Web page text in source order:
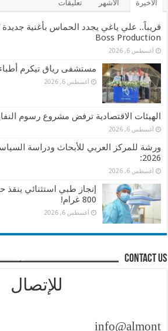
الأخيرة الأشهر تعليقات
قريباً.. علي ياغي يجدد الحماس بأغنية
Boss Production
أغسطس 6, 2026
مستشفى رياق تيكرم
أغسطس 6, 2026
الهيئات الاقتصادية ترفض مشروع رسوم
أغسطس 6, 2026
ورشة للمركز العربي للأبحاث ودراسة
2026:
أغسطس 6, 2026
إنجاز طبي استثنائي ينقذ
800 غرام!
أغسطس 6, 2026
contact us
للإتصال